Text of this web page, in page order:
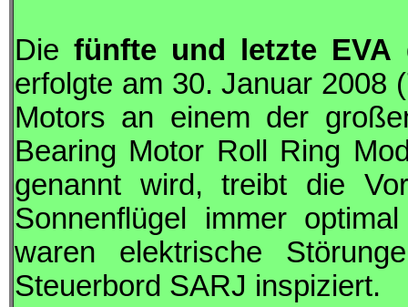
Die fünfte und letzte EVA
erfolgte am 30. Januar 2008
Motors an einem der
Bearing Motor Roll Ring
genannt wird, treibt die
Sonnenflügel immer
waren elektrische
Steuerbord SARJ inspiziert.